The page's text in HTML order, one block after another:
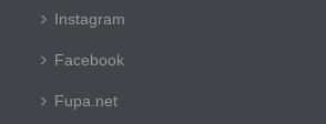
Instagram
Facebook
Fupa.net